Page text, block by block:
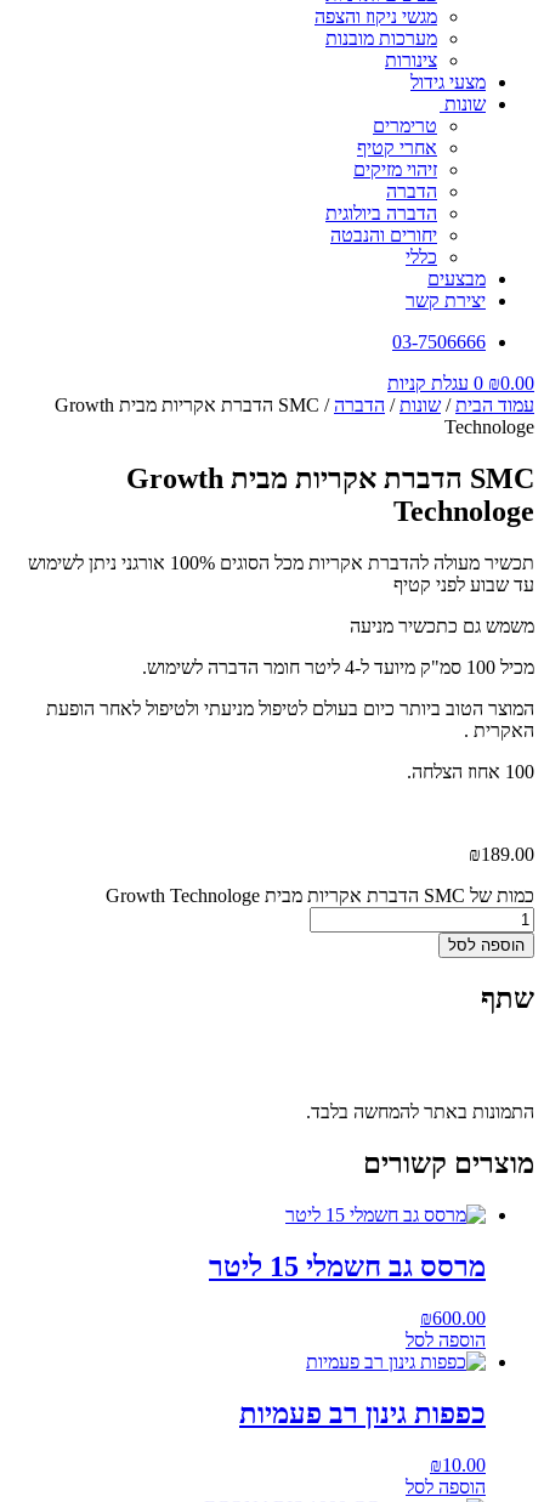
מגשי ניקוז והצפה
מערכות מובנות
צינורות
מצעי גידול
שונות
טרימרים
אחרי קטיף
זיהוי מזיקים
הדברה
הדברה ביולוגית
יחורים והנבטה
כללי
מבצעים
יצירת קשר
03-7506666
₪0.00
0 עגלת קניות
עמוד הבית/ שונות/ הדברה
/ SMC הדברת אקריות מבית Growth
Technologe
SMC הדברת אקריות מבית Growth
Technologe
תכשיר מעולה להדברת אקריות מכל הסוגים 100% אורגני ניתן לשימוש
עד שבוע לפני קטיף
משמש גם כתכשיר מניעה
מכיל 100 סמ"ק מיועד ל-4 ליטר חומר הדברה לשימוש.
המוצר הטוב ביותר כיום בעולם לטיפול מניעתי ולטיפול לאחר הופעת
האקרית .
100 אחוז הצלחה.
₪189.00
כמות של SMC הדברת אקריות מבית Growth Technologe
הוספה לסל
שתף
התמונות באתר להמחשה בלבד.
מוצרים קשורים
מרסס גב חשמלי 15 ליטר
₪600.00
הוספה לסל
כפפות גינון רב פעמיות
₪10.00
הוספה לסל